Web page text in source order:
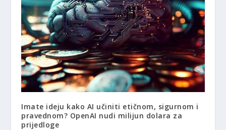
Imate ideju kako AI učiniti etičnom, sigurnom i
pravednom? OpenAI nudi milijun dolara za
prijedloge